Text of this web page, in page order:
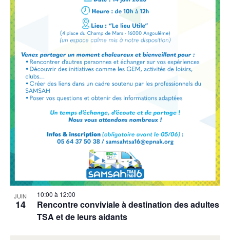
JUIN
14
Rencontre conviviale à destination des adultes
TSA et de leurs aidants
10:00 à 12:00